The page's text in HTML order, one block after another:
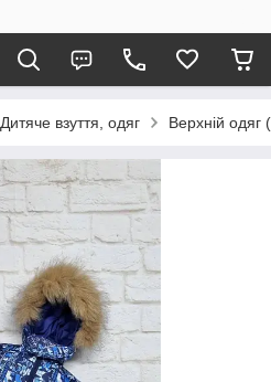
Дитяче взуття, одяг Верхній одяг